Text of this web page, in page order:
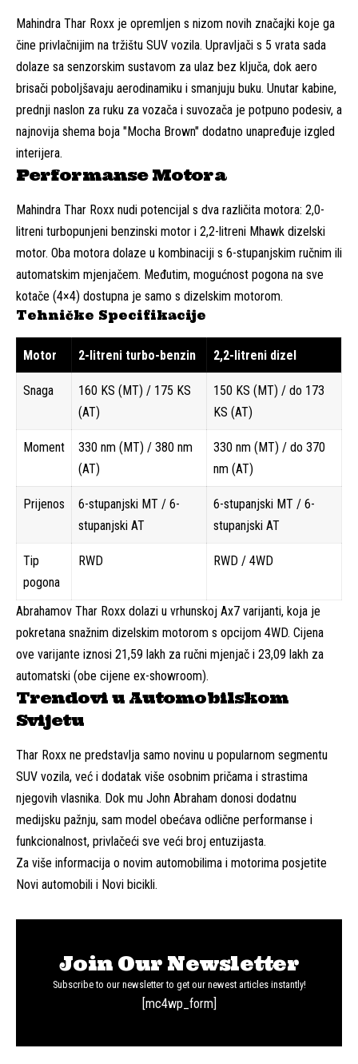
Mahindra Thar Roxx je opremljen s nizom novih značajki koje ga
čine privlačnijim na tržištu SUV vozila. Upravljači s 5 vrata sada
dolaze sa senzorskim sustavom za ulaz bez ključa, dok aero
brisači poboljšavaju aerodinamiku i smanjuju buku. Unutar kabine,
prednji naslon za ruku za vozača i suvozača je potpuno podesiv, a
najnovija shema boja "Mocha Brown" dodatno unapređuje izgled
interijera.
Performanse Motora
Mahindra Thar Roxx nudi potencijal s dva različita motora: 2,0-
litreni turbopunjeni benzinski motor i 2,2-litreni Mhawk dizelski
motor. Oba motora dolaze u kombinaciji s 6-stupanjskim ručnim ili
automatskim mjenjačem. Međutim, mogućnost pogona na sve
kotače (4×4) dostupna je samo s dizelskim motorom.
Tehničke Specifikacije
Motor 2-litreni turbo-benzin 2,2-litreni dizel
Snaga
160 KS (MT) / 175 KS
(AT)
150 KS (MT) / do 173
KS (AT)
Moment
330 nm (MT) / 380 nm
(AT)
330 nm (MT) / do 370
nm (AT)
Prijenos
6-stupanjski MT / 6-
stupanjski AT
6-stupanjski MT / 6-
stupanjski AT
Tip
pogona
RWD RWD / 4WD
Abrahamov Thar Roxx dolazi u vrhunskoj Ax7 varijanti, koja je
pokretana snažnim dizelskim motorom s opcijom 4WD. Cijena
ove varijante iznosi 21,59 lakh za ručni mjenjač i 23,09 lakh za
automatski (obe cijene ex-showroom).
Trendovi u Automobilskom
Svijetu
Thar Roxx ne predstavlja samo novinu u popularnom segmentu
SUV vozila, već i dodatak više osobnim pričama i strastima
njegovih vlasnika. Dok mu John Abraham donosi dodatnu
medijsku pažnju, sam model obećava odlične performanse i
funkcionalnost, privlačeći sve veći broj entuzijasta.
Za više informacija o novim automobilima i motorima posjetite
Novi automobili i Novi bicikli.
Join Our Newsletter
Subscribe to our newsletter to get our newest articles instantly!
[mc4wp_form]